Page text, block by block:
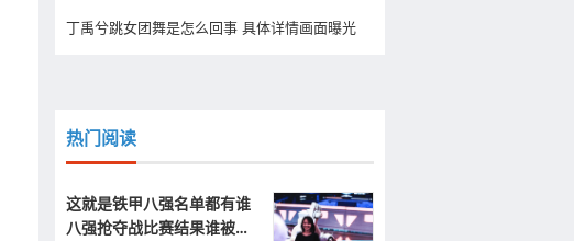
丁禹兮跳女团舞是怎么回事 具体详情画面曝光
热门阅读
这就是铁甲八强名单都有谁
八强抢夺战比赛结果谁被淘